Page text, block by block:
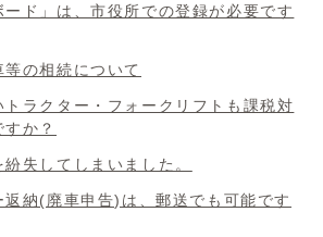
ード」は、市役所での登録が必要です
の相続について
ラクター・フォークリフトも課税対
か？
失してしまいました。
返納(廃車申告)は、郵送でも可能です